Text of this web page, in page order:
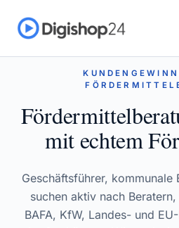
mit echtem
Geschäftsführer, kommunale
suchen aktiv nach
BAFA, KfW, Landes- und